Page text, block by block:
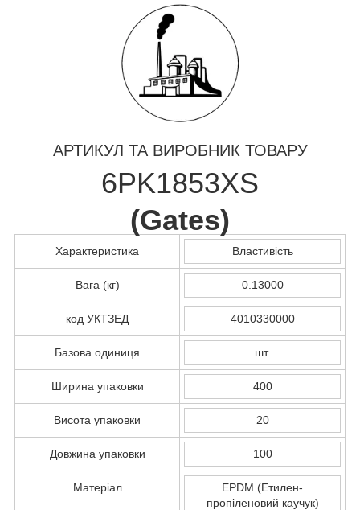
АРТИКУЛ ТА ВИРОБНИК ТОВАРУ
6PK1853XS
(Gates)
Характеристика Властивість
Вага (кг) 0.13000
код УКТЗЕД 4010330000
Базова одиниця шт.
Ширина упаковки 400
Висота упаковки 20
Довжина упаковки 100
Матеріал
EPDM (Етилен-
пропіленовий каучук)